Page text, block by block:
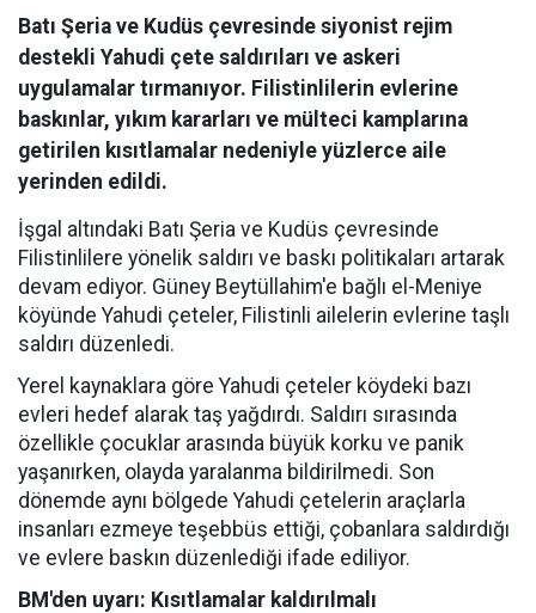
Batı Şeria ve Kudüs çevresinde siyonist rejim
destekli Yahudi çete saldırıları ve askeri
uygulamalar tırmanıyor. Filistinlilerin evlerine
baskınlar, yıkım kararları ve mülteci kamplarına
getirilen kısıtlamalar nedeniyle yüzlerce aile
yerinden edildi.
İşgal altındaki Batı Şeria ve Kudüs çevresinde
Filistinlilere yönelik saldırı ve baskı politikaları artarak
devam ediyor. Güney Beytüllahim'e bağlı el-Meniye
köyünde Yahudi çeteler, Filistinli ailelerin evlerine taşlı
saldırı düzenledi.
Yerel kaynaklara göre Yahudi çeteler köydeki bazı
evleri hedef alarak taş yağdırdı. Saldırı sırasında
özellikle çocuklar arasında büyük korku ve panik
yaşanırken, olayda yaralanma bildirilmedi. Son
dönemde aynı bölgede Yahudi çetelerin araçlarla
insanları ezmeye teşebbüs ettiği, çobanlara saldırdığı
ve evlere baskın düzenlediği ifade ediliyor.
BM'den uyarı: Kısıtlamalar kaldırılmalı